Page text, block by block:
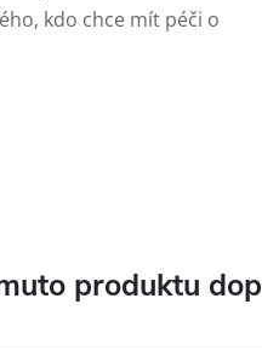
kdo chce mít péči o
produktu